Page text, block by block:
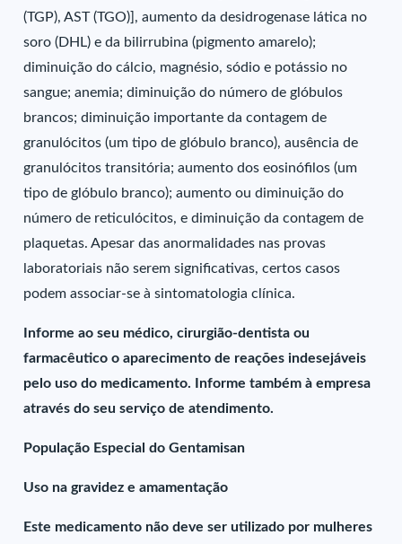
(TGP), AST (TGO)], aumento da desidrogenase lática no
soro (DHL) e da bilirrubina (pigmento amarelo);
diminuição do cálcio, magnésio, sódio e potássio no
sangue; anemia; diminuição do número de glóbulos
brancos; diminuição importante da contagem de
granulócitos (um tipo de glóbulo branco), ausência de
granulócitos transitória; aumento dos eosinófilos (um
tipo de glóbulo branco); aumento ou diminuição do
número de reticulócitos, e diminuição da contagem de
plaquetas. Apesar das anormalidades nas provas
laboratoriais não serem significativas, certos casos
podem associar-se à sintomatologia clínica.
Informe ao seu médico, cirurgião-dentista ou
farmacêutico o aparecimento de reações indesejáveis
pelo uso do medicamento. Informe também à empresa
através do seu serviço de atendimento.
População Especial do Gentamisan
Uso na gravidez e amamentação
Este medicamento não deve ser utilizado por mulheres